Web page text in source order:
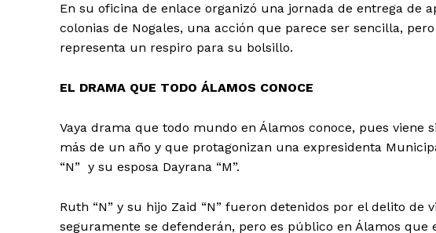
En su oficina de enlace organizó una jornada de entrega de
colonias de Nogales, una acción que parece ser sencilla,
representa un respiro para su bolsillo.
EL DRAMA QUE TODO ÁLAMOS CONOCE
Vaya drama que todo mundo en Álamos conoce, pues viene
más de un año y que protagonizan una expresidenta
“N” y su esposa Dayrana “M”.
Ruth “N” y su hijo Zaid “N” fueron detenidos por el delito
seguramente se defenderán, pero es público en Álamos